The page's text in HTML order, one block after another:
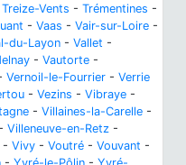
Treize-Vents - Trémentines -
- Vaas - Vair-sur-Loire -
du-Layon - Vallet -
- Vautorte -
Vernoil-le-Fourrier - Verrie
- Vezins - Vibraye -
- Villaines-la-Carelle -
- Villeneuve-en-Retz -
- Vivy - Voutré - Vouvant -